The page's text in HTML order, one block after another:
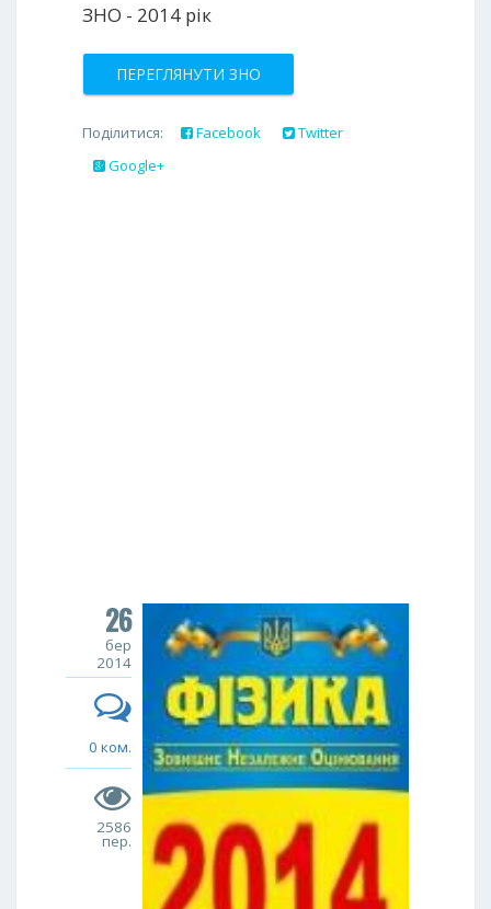
ЗНО - 2014 рік
ПЕРЕГЛЯНУТИ ЗНО
Поділитися: Facebook
Twitter
Google+
26
бер
2014
0 ком.
2586
пер.